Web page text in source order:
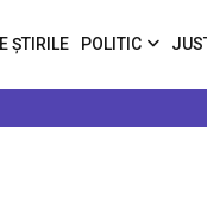
ȘTIRILE POLITIC